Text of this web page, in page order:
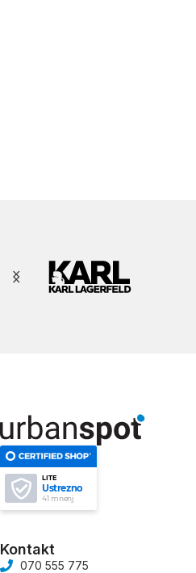
LITE
Ustrezno
41 mnenj
Kontakt
070 555 775